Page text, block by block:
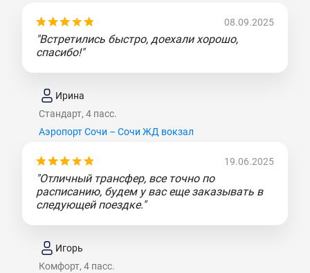
08.09.2025
"Встретились быстро, доехали хорошо,
спасибо!"
Ирина
Стандарт, 4 пасс.
Аэропорт Сочи – Сочи ЖД вокзал
19.06.2025
"Отличный трансфер, все точно по
расписанию, будем у вас еще заказывать в
следующей поездке."
Игорь
Комфорт, 4 пасс.